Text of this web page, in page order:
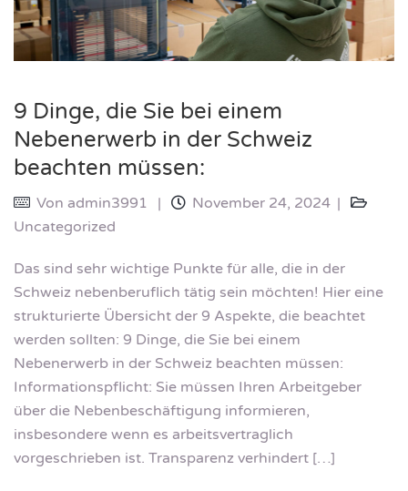
9 Dinge, die Sie bei einem
Nebenerwerb in der Schweiz
beachten müssen:
Von admin3991
November 24, 2024
Uncategorized
Das sind sehr wichtige Punkte für alle, die in der
Schweiz nebenberuflich tätig sein möchten! Hier eine
strukturierte Übersicht der 9 Aspekte, die beachtet
werden sollten: 9 Dinge, die Sie bei einem
Nebenerwerb in der Schweiz beachten müssen:
Informationspflicht: Sie müssen Ihren Arbeitgeber
über die Nebenbeschäftigung informieren,
insbesondere wenn es arbeitsvertraglich
vorgeschrieben ist. Transparenz verhindert […]